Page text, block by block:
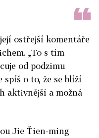
ostřejší komentáře
„To s tím
od podzimu
spíš o to, že se blíží
aktivnější a možná
Jie Ťien-ming